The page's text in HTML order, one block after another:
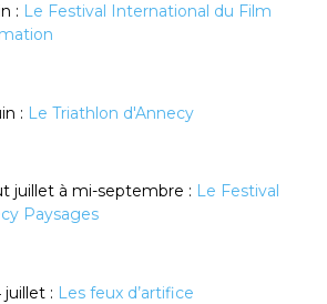
: Le Festival International du Film
: Le Triathlon d'Annecy
juillet à mi-septembre : Le Festival
Paysages
juillet : Les feux d’artifice